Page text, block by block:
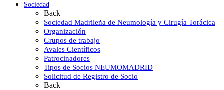
Sociedad
Back
Sociedad Madrileña de Neumología y Cirugía Torácica
Organización
Grupos de trabajo
Avales Científicos
Patrocinadores
Tipos de Socios NEUMOMADRID
Solicitud de Registro de Socio
Back